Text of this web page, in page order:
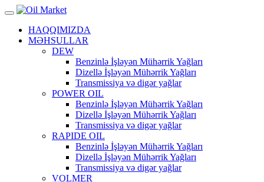
HAQQIMIZDA
MƏHSULLAR
DEW
Benzinlə İşləyən Mühərrik Yağları
Dizellə İşləyən Mühərrik Yağları
Transmissiya və digər yağlar
POWER OIL
Benzinlə İşləyən Mühərrik Yağları
Dizellə İşləyən Mühərrik Yağları
Transmissiya və digər yağlar
RAPIDE OIL
Benzinlə İşləyən Mühərrik Yağları
Dizellə İşləyən Mühərrik Yağları
Transmissiya və digər yağlar
VOLMER